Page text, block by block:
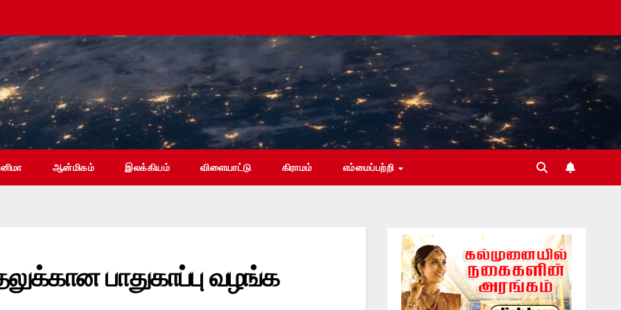
ஆன்மிகம் இலக்கியம் விளையாட்டு கிராமம் எம்மைப்பற்றி
பாதுகாப்பு வழங்க